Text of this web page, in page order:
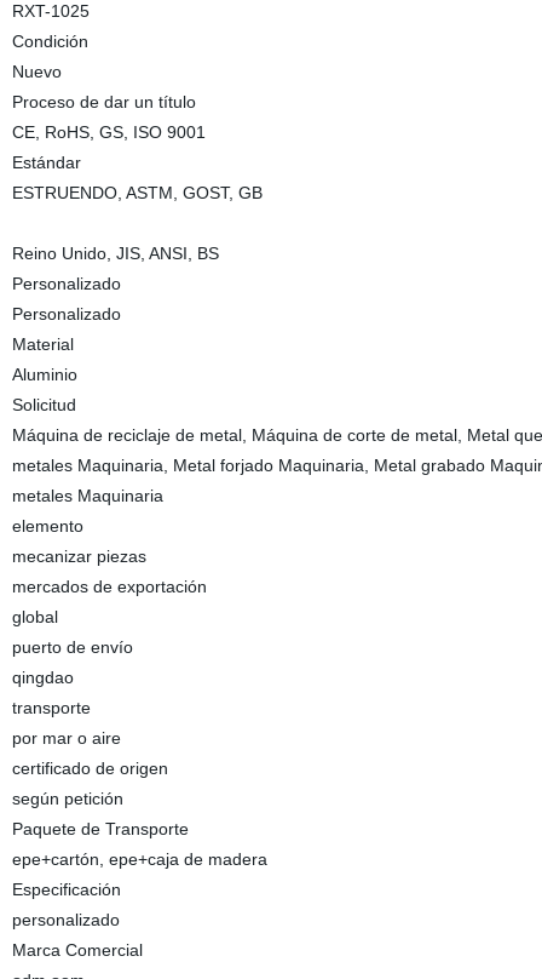
RXT-1025
Condición
Nuevo
Proceso de dar un título
CE, RoHS, GS, ISO 9001
Estándar
ESTRUENDO, ASTM, GOST, GB
Reino Unido, JIS, ANSI, BS
Personalizado
Personalizado
Material
Aluminio
Solicitud
Máquina de reciclaje de metal, Máquina de corte de metal, Metal
metales Maquinaria, Metal forjado Maquinaria, Metal grabado
metales Maquinaria
elemento
mecanizar piezas
mercados de exportación
global
puerto de envío
qingdao
transporte
por mar o aire
certificado de origen
según petición
Paquete de Transporte
epe+cartón, epe+caja de madera
Especificación
personalizado
Marca Comercial